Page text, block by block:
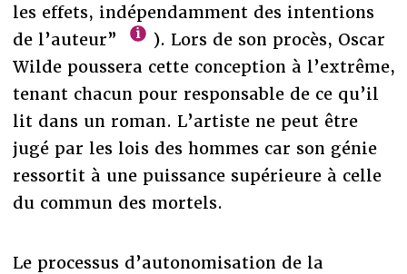
les effets, indépendamment des intentions
de l’auteur”
). Lors de son procès, Oscar
Wilde poussera cette conception à l’extrême,
tenant chacun pour responsable de ce qu’il
lit dans un roman. L’artiste ne peut être
jugé par les lois des hommes car son génie
ressortit à une puissance supérieure à celle
du commun des mortels.
Le processus d’autonomisation de la